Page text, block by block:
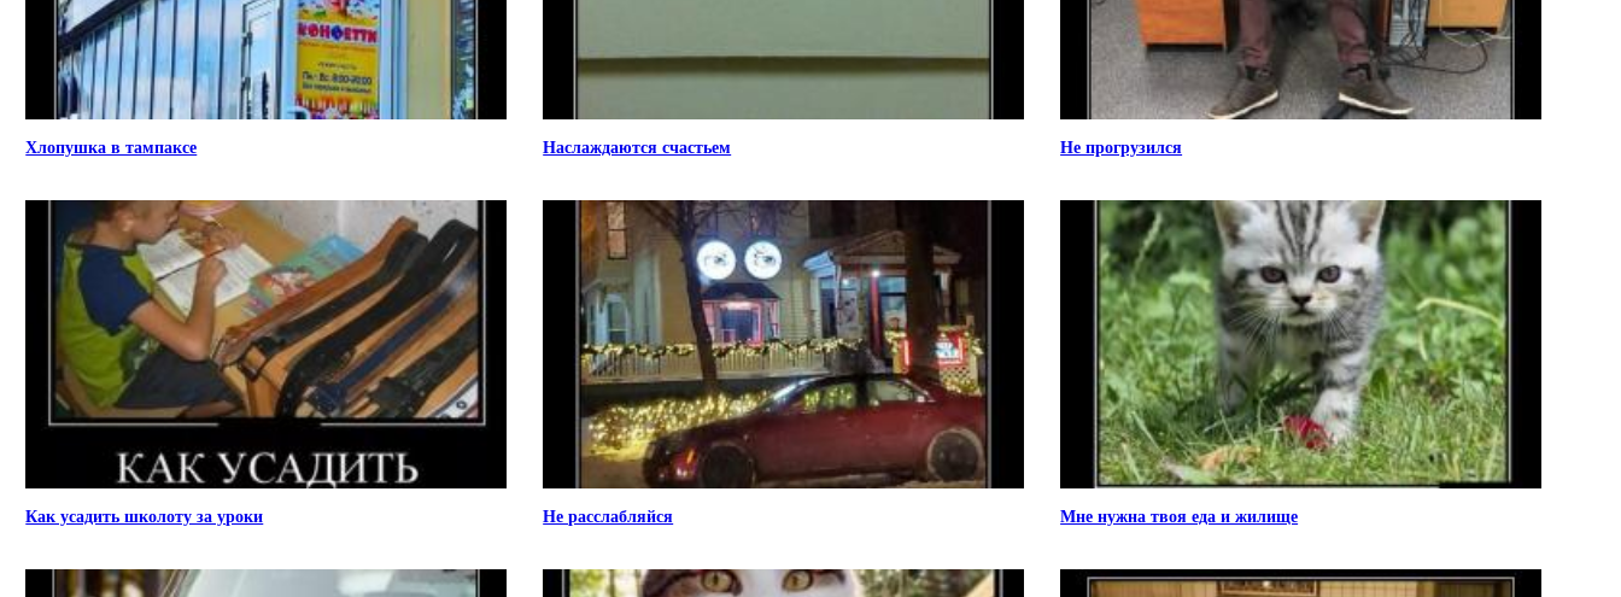
Хлопушка в тампаксе Наслаждаются счастьем Не прогрузился
Как усадить школоту за уроки Не расслабляйся Мне нужна твоя еда и жилище